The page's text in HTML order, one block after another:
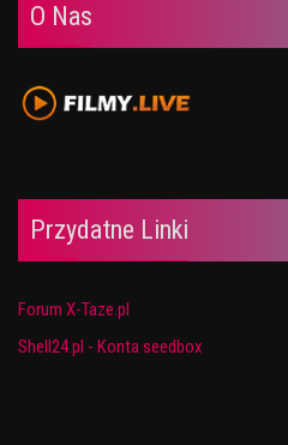
O Nas
Przydatne Linki
Forum X-Taze.pl
Shell24.pl - Konta seedbox